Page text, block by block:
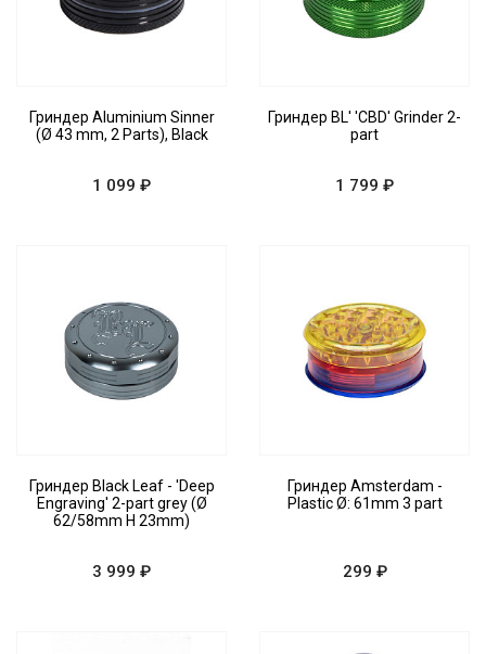
Гриндер Aluminium Sinner
(Ø 43 mm, 2 Parts), Black
1 099 ₽
Гриндер BL' 'CBD' Grinder 2-
part
1 799 ₽
Гриндер Black Leaf - 'Deep
Engraving' 2-part grey (Ø
62/58mm H 23mm)
3 999 ₽
Гриндер Amsterdam -
Plastic Ø: 61mm 3 part
299 ₽